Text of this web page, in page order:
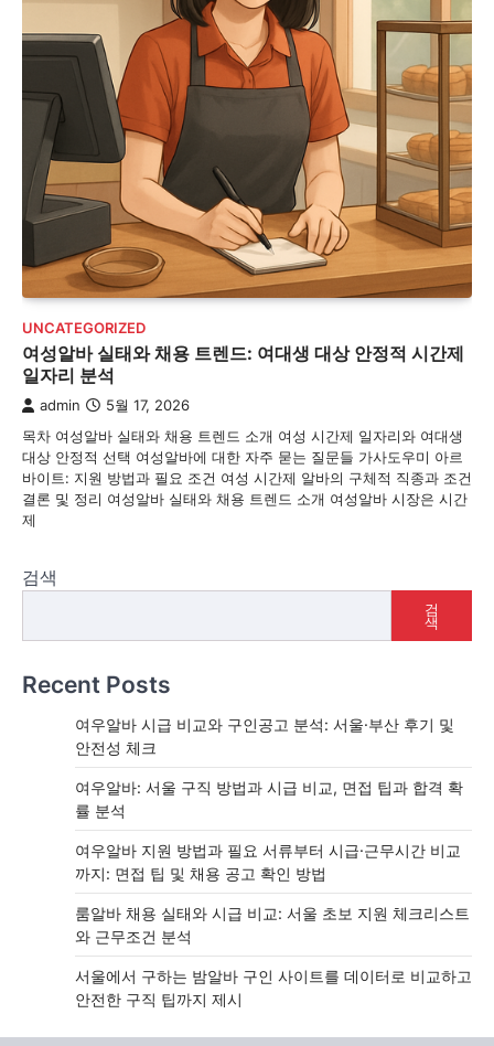
UNCATEGORIZED
여성알바 실태와 채용 트렌드: 여대생 대상 안정적 시간제
일자리 분석
admin 5월 17, 2026
목차 여성알바 실태와 채용 트렌드 소개 여성 시간제 일자리와 여대생
대상 안정적 선택 여성알바에 대한 자주 묻는 질문들 가사도우미 아르
바이트: 지원 방법과 필요 조건 여성 시간제 알바의 구체적 직종과 조건
결론 및 정리 여성알바 실태와 채용 트렌드 소개 여성알바 시장은 시간
제
검색
검
색
Recent Posts
여우알바 시급 비교와 구인공고 분석: 서울·부산 후기 및
안전성 체크
여우알바: 서울 구직 방법과 시급 비교, 면접 팁과 합격 확
률 분석
여우알바 지원 방법과 필요 서류부터 시급·근무시간 비교
까지: 면접 팁 및 채용 공고 확인 방법
룸알바 채용 실태와 시급 비교: 서울 초보 지원 체크리스트
와 근무조건 분석
서울에서 구하는 밤알바 구인 사이트를 데이터로 비교하고
안전한 구직 팁까지 제시